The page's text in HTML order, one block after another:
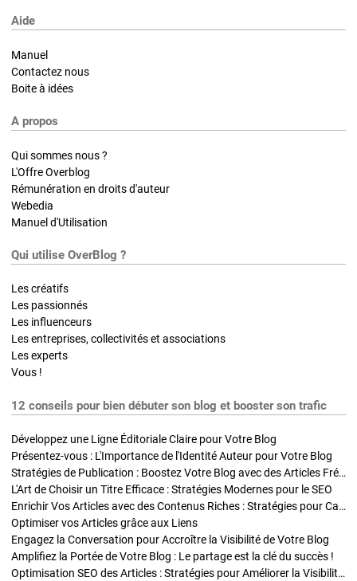
Aide
Manuel
Contactez nous
Boite à idées
A propos
Qui sommes nous ?
L'Offre Overblog
Rémunération en droits d'auteur
Webedia
Manuel d'Utilisation
Qui utilise OverBlog ?
Les créatifs
Les passionnés
Les influenceurs
Les entreprises, collectivités et associations
Les experts
Vous !
12 conseils pour bien débuter son blog et booster son trafic
Développez une Ligne Éditoriale Claire pour Votre Blog
Présentez-vous : L'Importance de l'Identité Auteur pour Votre Blog
Stratégies de Publication : Boostez Votre Blog avec des Articles Fréquents et Exclusifs
L'Art de Choisir un Titre Efficace : Stratégies Modernes pour le SEO
Enrichir Vos Articles avec des Contenus Riches : Stratégies pour Captiver et Optimiser
Optimiser vos Articles grâce aux Liens
Engagez la Conversation pour Accroître la Visibilité de Votre Blog
Amplifiez la Portée de Votre Blog : Le partage est la clé du succès !
Optimisation SEO des Articles : Stratégies pour Améliorer la Visibilité de Votre Blog